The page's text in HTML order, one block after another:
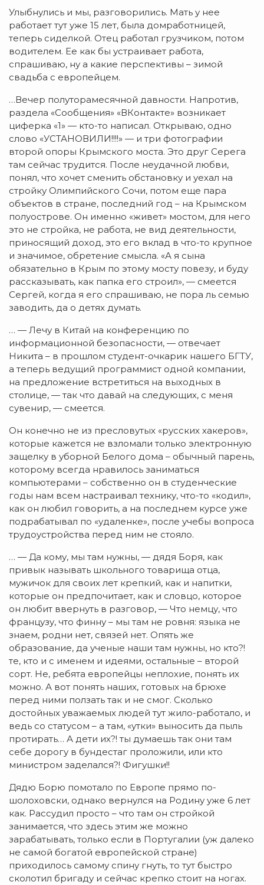
Улыбнулись и мы, разговорились. Мать у нее
работает тут уже 15 лет, была домработницей,
теперь сиделкой. Отец работал грузчиком, потом
водителем. Ее как бы устраивает работа,
спрашиваю, ну а какие перспективы – зимой
свадьба с европейцем.
…Вечер полуторамесячной давности. Напротив,
раздела «Сообщения» «ВКонтакте» возникает
циферка «1» — кто-то написал. Открываю, одно
слово «УСТАНОВИЛИ!!!!» — и три фотографии
второй опоры Крымского моста. Это друг Серега
там сейчас трудится. После неудачной любви,
понял, что хочет сменить обстановку и уехал на
стройку Олимпийского Сочи, потом еще пара
объектов в стране, последний год – на Крымском
полуострове. Он именно «живет» мостом, для него
это не стройка, не работа, не вид деятельности,
приносящий доход, это его вклад в что-то крупное
и значимое, обретение смысла. «А я сына
обязательно в Крым по этому мосту повезу, и буду
рассказывать, как папка его строил», — смеется
Сергей, когда я его спрашиваю, не пора ль семью
заводить, да о детях думать.
… — Лечу в Китай на конференцию по
информационной безопасности, — отвечает
Никита – в прошлом студент-очкарик нашего БГТУ,
а теперь ведущий программист одной компании,
на предложение встретиться на выходных в
столице, — так что давай на следующих, с меня
сувенир, — смеется.
Он конечно не из пресловутых «русских хакеров»,
которые кажется не взломали только электронную
защелку в уборной Белого дома – обычный парень,
которому всегда нравилось заниматься
компьютерами – собственно он в студенческие
годы нам всем настраивал технику, что-то «кодил»,
как он любил говорить, а на последнем курсе уже
подрабатывал по «удаленке», после учебы вопроса
трудоустройства перед ним не стояло.
… — Да кому, мы там нужны, — дядя Боря, как
привык называть школьного товарища отца,
мужичок для своих лет крепкий, как и напитки,
которые он предпочитает, как и словцо, которое
он любит ввернуть в разговор, — Что немцу, что
французу, что финну – мы там не ровня: языка не
знаем, родни нет, связей нет. Опять же
образование, да ученые наши там нужны, но кто?!
те, кто и с именем и идеями, остальные – второй
сорт. Не, ребята европейцы неплохие, понять их
можно. А вот понять наших, готовых на брюхе
перед ними ползать так и не смог. Сколько
достойных уважаемых людей тут жило-работало, и
ведь со статусом – а там, «утки» выносить да пыль
протирать… А дети их?! ты думаешь так они там
себе дорогу в бундестаг проложили, или кто
министром заделался?! Фигушки!!
Дядю Борю помотало по Европе прямо по-
шолоховски, однако вернулся на Родину уже 6 лет
как. Рассудил просто – что там он стройкой
занимается, что здесь этим же можно
зарабатывать, только если в Португалии (уж далеко
не самой богатой европейской стране)
приходилось самому спину гнуть, то тут быстро
сколотил бригаду и сейчас крепко стоит на ногах.